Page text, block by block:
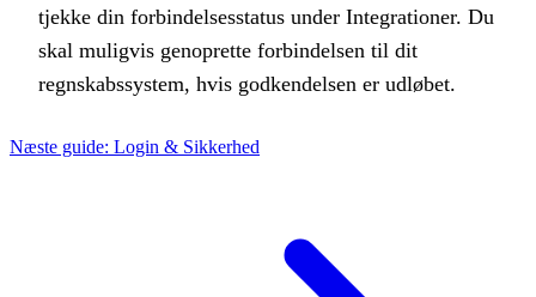
tjekke din forbindelsesstatus under Integrationer. Du
skal muligvis genoprette forbindelsen til dit
regnskabssystem, hvis godkendelsen er udløbet.
Næste guide: Login & Sikkerhed